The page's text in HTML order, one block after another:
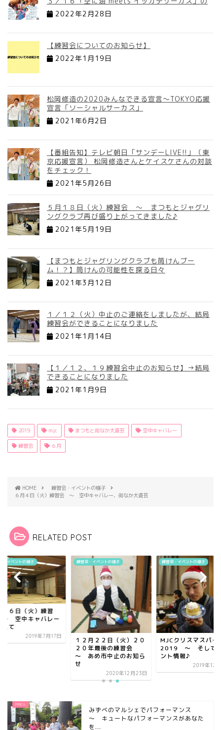
2022年2月28日
【練習会についてのお知らせ】
2022年1月19日
松岡修造の2020みんなできる宣言～TOKYO応援
宣言「ソーシャルサーカス」
2021年6月2日
【番組告知】テレビ朝日「サンデーLIVE!!」（東
京応援宣言） 松岡修造さんとケイスケさんの対談
をチェック！
2021年5月26日
５月１８日（火）練習会 ～ まつもとジャグリ
ングクラブ再び盛り上がってきました♪
2021年5月19日
【まつもとジャグリングクラブも筒けんブー
ム！？】筒けんの可能性を探る日々
2021年3月12日
１／１２（火）中止のご連絡をしましたが、結局
練習会ができることになりました
2021年1月14日
【１／１２、１９練習会中止のお知らせ】→結局
できることになりました
2021年1月9日
2019 mjc まつもと街なか大道芸 空中キャバレー
練習会 ６月
HOME
練習会・イベントの様子
６月４日（火）練習会 ～ 空中キャバレー、街なか大道芸
RELATED POST
・イベントの様子
１６日（火）練習
空中キャバレー
えて
2019年7月17日
練習会・イベントの様子
１２月２２日（火）２０
２０年最後の練習会
～ あめ市中止のお知ら
せ
2020年12月23日
練習会・イベントの様子
MJCクリスマスパー
2019 ～ そして
ント情報♪
2019年12
みずべのマルシェでパフォーマンス
～ キュートなパフォーマンスがあなた
を...